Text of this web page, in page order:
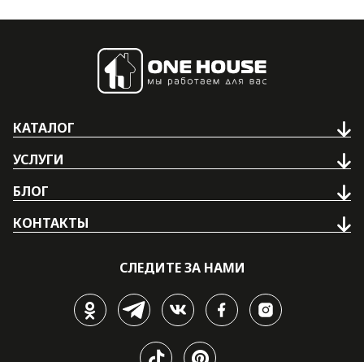
КАТАЛОГ
УСЛУГИ
БЛОГ
КОНТАКТЫ
СЛЕДИТЕ ЗА НАМИ